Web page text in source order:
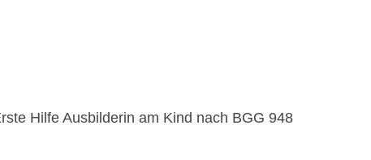
Hilfe Ausbilderin am Kind nach BGG 948